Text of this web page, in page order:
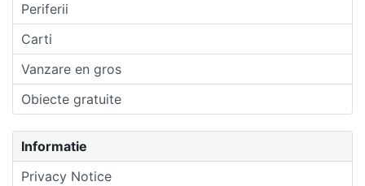
Periferii
Carti
Vanzare en gros
Obiecte gratuite
Informatie
Privacy Notice